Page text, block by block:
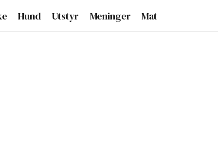
Hund Utstyr Meninger Mat